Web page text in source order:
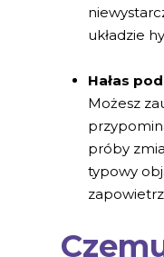
układzie
Hałas
Możesz
próby
typowy